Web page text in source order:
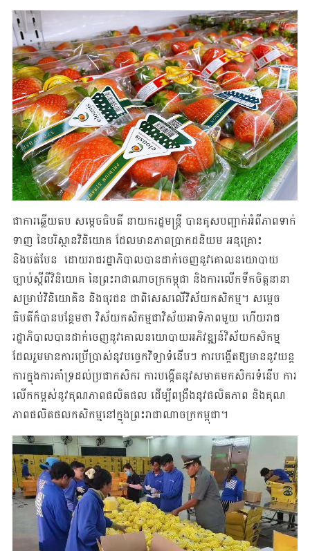
ជាការឆ្លើយតប សម្តេចធិបតី នាយករដ្ឋមន្រ្តី បាន​គូសបញ្ជាក់អំពីភាព​ទាក់​
ទាញ នៃបរិស្ថាន​វិនិយោគ​ ដែលមានភាពប្រាកដនិយម អនុគ្រោះ
និងបត់បែន ដោយរាជរដ្ឋាភិបាល​បាន​ដាក់​ចេញនូវ​គោលនយោបាយ​
ច្បាប់ស្តីពីវិនិយោគ នៃព្រះរាជាណាចក្រកម្ពុជា និងការលើកទឹក​ចិត្ត​នានា
សម្រាប់វិនិយោគិន និងធុរជន ជាពិសេសលើវិស័យកសិកម្ម។ សម្ដេច​
ធិបតីក៏បាន​បន្ថែ​ម​ថា វិស័យកសិកម្មជាវិស័យអាទិភាពមួយ ហើយរាជ
រដ្ឋាភិបាលបានដាក់ចេញនូវ​គោល​នយោបាយ​អភិវឌ្ឍន៍វិស័យកសិកម្ម
ដែលរួមមានការប្រើប្រាស់នូវបច្ចេកវិទ្យាទំនើបៗ ការ​បង្កើត​ឱ្យ​មាន​នូវ​យន្ត
ការក្នុងការគាំទ្រដល់ប្រជាកសិករ ការបង្កើតនូវសមាគមកសិករទំនើប ការ​
លើកកម្ពស់នូវគុណភាពផលិតផល ដើម្បីពង្រឹងនូវផលិតភាព និងគុណ
ភាពផលិតផល​កសិកម្ម​នៅក្នុងព្រះរាជាណាចក្រកម្ពុជា។